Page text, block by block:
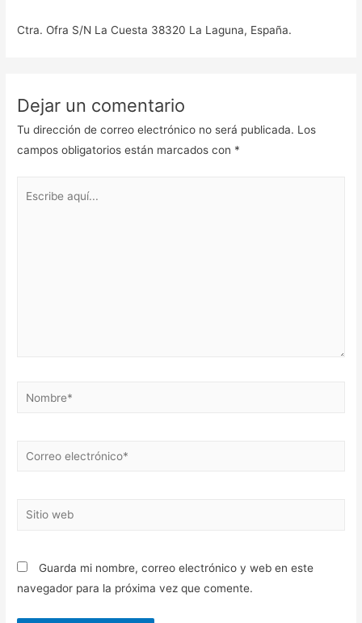
Ctra. Ofra S/N La Cuesta 38320 La Laguna, España.
Dejar un comentario
Tu dirección de correo electrónico no será publicada. Los
campos obligatorios están marcados con *
Nombre*
Correo
Sitio
Guarda mi nombre, correo electrónico y web en este
navegador para la próxima vez que comente.